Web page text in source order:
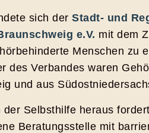
sich der Stadt- und
e.V. mit dem
Menschen zu
des Verbandes waren
und aus
der Selbsthilfe heraus
Beratungsstelle mit